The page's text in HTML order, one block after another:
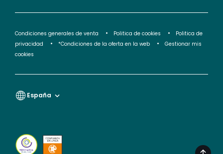
Condiciones generales de venta Politica de cookies
Politica de
privacidad
*Condiciones de la oferta en la web
Gestionar mis
cookies
España